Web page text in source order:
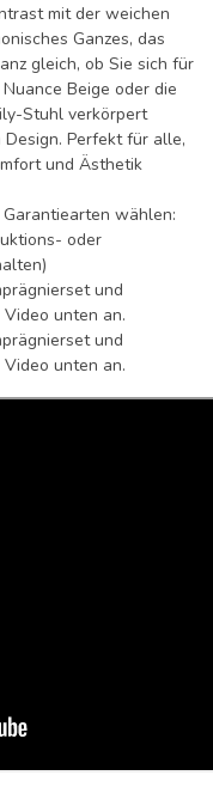
mit der weichen
Ganzes, das
gleich, ob Sie sich für
Beige oder die
Stuhl verkörpert
Perfekt für alle,
und Ästhetik
wählen:
oder
und
unten an.
und
unten an.